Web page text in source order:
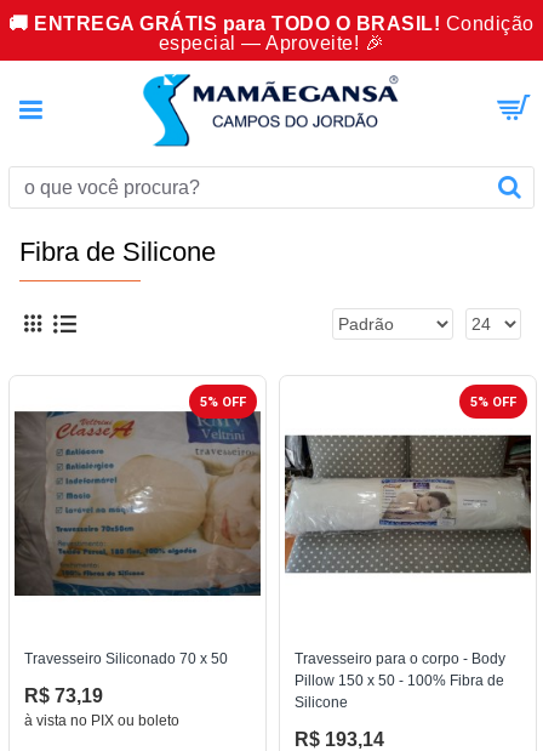
🚚 ENTREGA GRÁTIS para TODO O BRASIL! Condição
especial — Aproveite! 🎉
Fibra de Silicone
5% OFF
Travesseiro Siliconado 70 x 50
R$ 73,19
à vista no PIX ou boleto
5% OFF
Travesseiro para o corpo - Body
Pillow 150 x 50 - 100% Fibra de
Silicone
R$ 193,14